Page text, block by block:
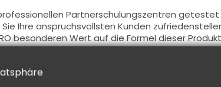
Partnerschulungszentren getestet
Ihre anspruchsvollsten Kunden
besonderen Wert auf die Formel dieser
die Gültigkeit unserer Produkte.
gewährleistet werden.